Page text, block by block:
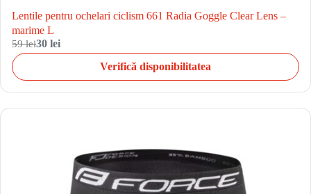
Lentile pentru ochelari ciclism 661 Radia Goggle Clear Lens –
marime L
59 lei30 lei
Verifică disponibilitatea